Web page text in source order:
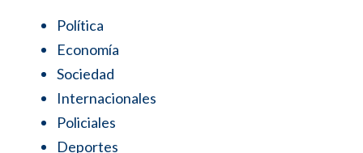
Política
Economía
Sociedad
Internacionales
Policiales
Deportes